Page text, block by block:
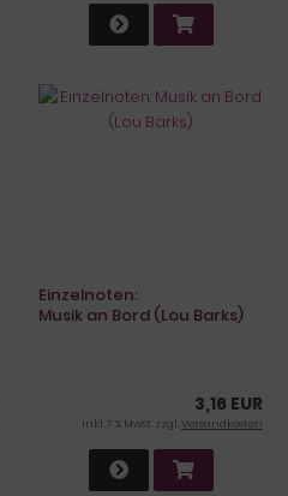
Einzelnoten:
Musik an Bord (Lou Barks)
3,16 EUR
inkl. 7 % MwSt. zzgl.Versandkosten